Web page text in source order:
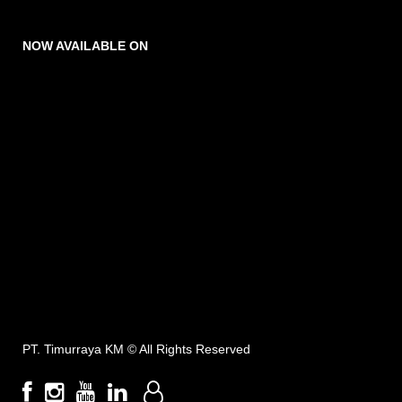
NOW AVAILABLE ON
PT. Timurraya KM ©All Rights Reserved